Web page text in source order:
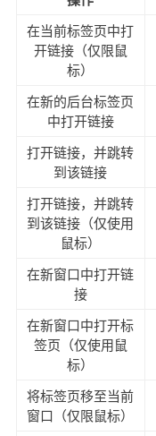
在当前标签页中打
开链接（仅限鼠
标）
在新的后台标签页
中打开链接
打开链接，并跳转
到该链接
打开链接，并跳转
到该链接（仅使用
鼠标）
在新窗口中打开链
接
在新窗口中打开标
签页（仅使用鼠
标）
将标签页移至当前
窗口（仅限鼠标）